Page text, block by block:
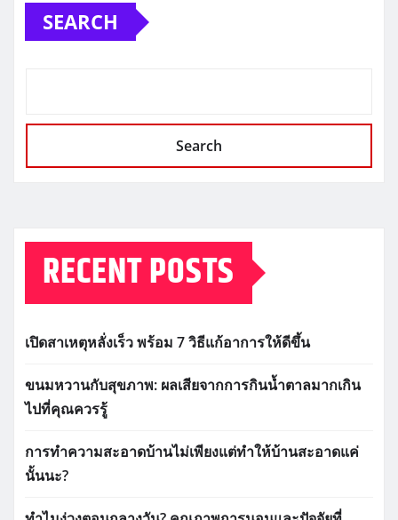
SEARCH
Search
RECENT POSTS
เปิดสาเหตุหลั่งเร็ว พร้อม 7 วิธีแก้อาการให้ดีขึ้น
ขนมหวานกับสุขภาพ: ผลเสียจากการกินน้ำตาลมากเกิน
ไปที่คุณควรรู้
การทำความสะอาดบ้านไม่เพียงแต่ทำให้บ้านสะอาดแค่
นั้นนะ?